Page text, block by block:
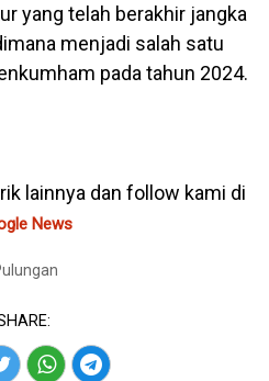
yang telah berakhir jangka
menjadi salah satu
pada tahun 2024.
lainnya dan follow kami di
News